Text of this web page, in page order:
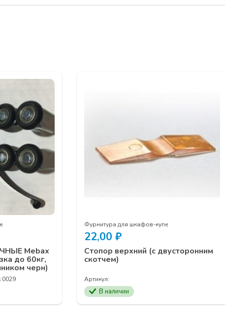
Mebax
до 60кг,
черн)
0029
Фурнитура для шкафов-купе
22,00 ₽
Стопор верхний (с двусторонним
скотчем)
Артикул:
В наличии